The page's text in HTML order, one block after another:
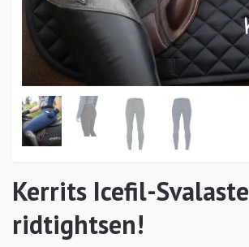
Kerrits Icefil-Svalaste
ridtightsen!